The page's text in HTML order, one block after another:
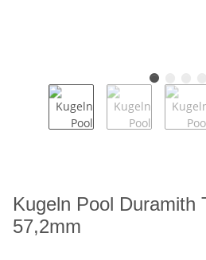
Kugeln Pool Duramith
57,2mm